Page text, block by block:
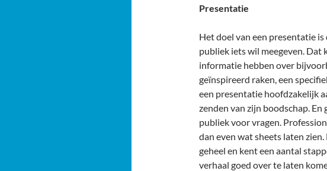
Presentatie
Het doel van een presentatie
publiek iets wil meegeven. Dat
informatie hebben over
geïnspireerd raken, een
een presentatie hoofdzakelijk
zenden van zijn boodschap.
publiek voor vragen.
dan even wat sheets laten
geheel en kent een aantal
verhaal goed over te laten